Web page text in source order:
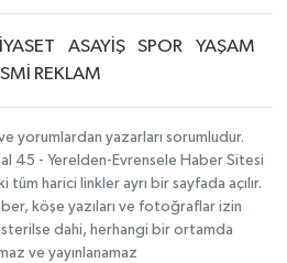
ASAYİŞ SPOR
YAŞAM
REKLAM
yorumlardan yazarları sorumludur.
45 - Yerelden-Evrensele Haber Sitesi
harici linkler ayrı bir sayfada açılır.
köşe yazıları ve fotoğraflar izin
dahi, herhangi bir ortamda
ve yayınlanamaz